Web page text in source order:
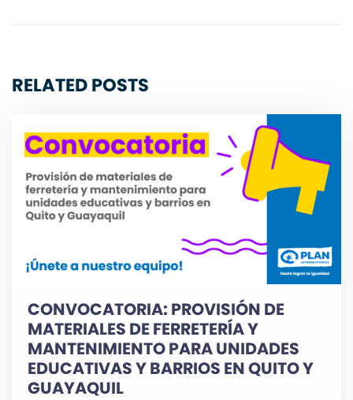
RELATED POSTS
CONVOCATORIA: PROVISIÓN DE
MATERIALES DE FERRETERÍA Y
MANTENIMIENTO PARA UNIDADES
EDUCATIVAS Y BARRIOS EN QUITO Y
GUAYAQUIL